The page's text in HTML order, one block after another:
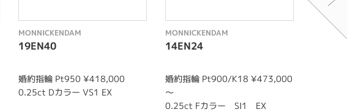
MONNICKENDAM
19EN40
婚約指輪 Pt950 ¥418,000
0.25ct Dカラー VS1 EX
MONNICKENDAM
14EN24
婚約指輪 Pt900/K18 ¥473,000
～
0.25ct Fカラー SI1 EX